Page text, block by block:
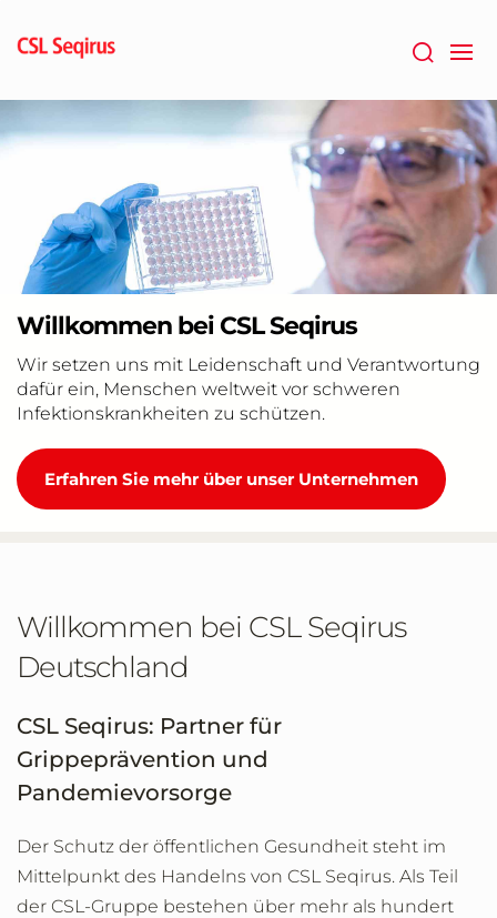
Hauptinhalt
springen
Willkommen bei CSL Seqirus
Wir setzen uns mit Leidenschaft und Verantwortung
dafür ein, Menschen weltweit vor schweren
Infektionskrankheiten zu schützen.
Erfahren Sie mehr über unser Unternehmen
Willkommen bei CSL Seqirus
Deutschland
CSL Seqirus: Partner für
Grippeprävention und
Pandemievorsorge
Der Schutz der öffentlichen Gesundheit steht im
Mittelpunkt des Handelns von CSL Seqirus. Als Teil
der CSL-Gruppe bestehen über mehr als hundert